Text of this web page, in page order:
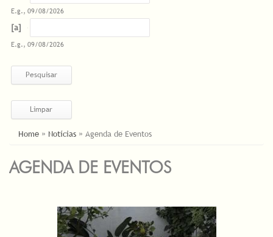
E.g., 09/08/2026
Datas
Date
E.g., 09/08/2026
ESTÁ AQUI
Home » Notícias » Agenda de Eventos
AGENDA DE EVENTOS